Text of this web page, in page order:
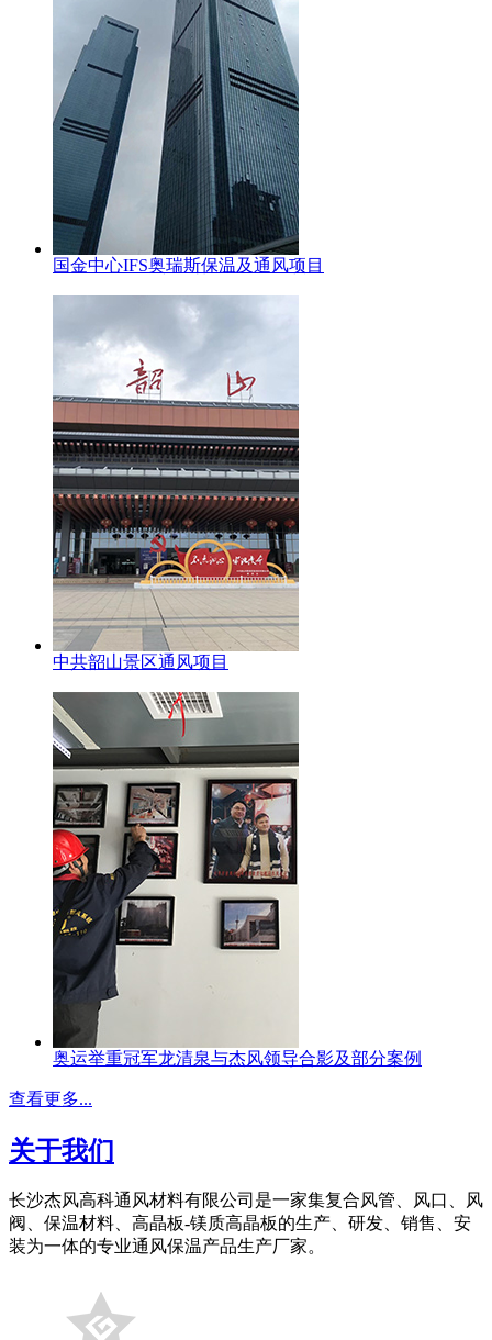
国金中心IFS奥瑞斯保温及通风项目
中共韶山景区通风项目
奥运举重冠军龙清泉与杰风领导合影及部分案例
查看更多...
关于我们
长沙杰风高科通风材料有限公司是一家集复合风管、风口、风
阀、保温材料、高晶板-镁质高晶板的生产、研发、销售、安
装为一体的专业通风保温产品生产厂家。